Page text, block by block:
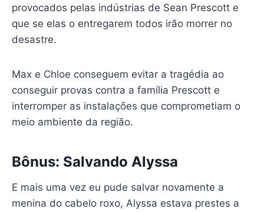
provocados pelas indústrias de Sean Prescott e
que se elas o entregarem todos irão morrer no
desastre.
Max e Chloe conseguem evitar a tragédia ao
conseguir provas contra a família Prescott e
interromper as instalações que comprometiam o
meio ambiente da região.
Bônus: Salvando Alyssa
E mais uma vez eu pude salvar novamente a
menina do cabelo roxo, Alyssa estava prestes a